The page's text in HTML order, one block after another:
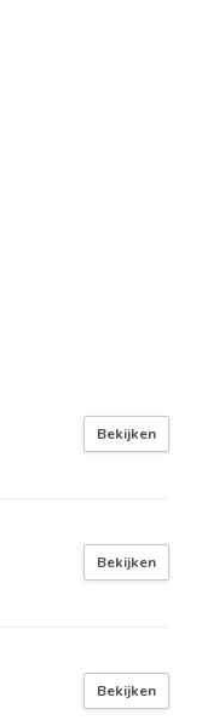
Bekijken
Bekijken
Bekijken